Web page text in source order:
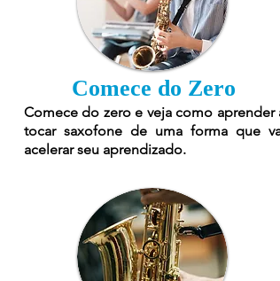
Comece do Zero
Comece do zero e veja como aprender
tocar saxofone de uma forma que
acelerar seu aprendizado.